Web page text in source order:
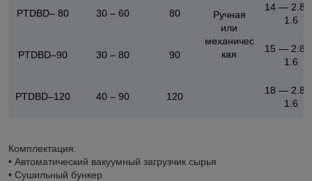
Ручная
или
механичес
кая
PTDBD– 80 30 – 60 80
14 ― 2.8
1.6
PTDBD–90 30 – 80 90
15 ― 2.8
1.6
PTDBD–120 40 – 90 120
18 ― 2.8
1.6
Комплектация:
• Автоматический вакуумный загрузчик сырья
• Сушильный бункер